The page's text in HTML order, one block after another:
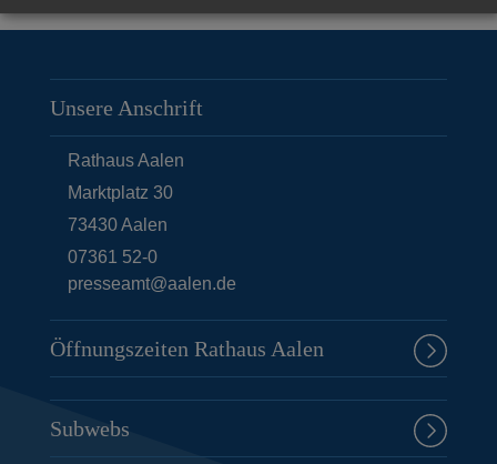
Unsere Anschrift
Rathaus Aalen
Marktplatz 30
73430Aalen
07361 52-0
presseamt@aalen.de
Öffnungszeiten Rathaus Aalen
Subwebs